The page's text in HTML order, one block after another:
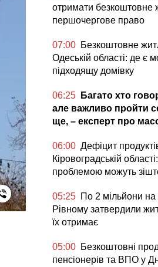
отримати безкоштовне
першочергове право
07:00 Безкоштовне
Одеській області: де є
підходящу домівку
06:25
Багато хто
але важливо пройти
ще, – експерт про
06:00 Дефіцит
Кіровоградській
проблемою можуть
05:25 По 2 мільйони на
Рівному затвердили
їх отримає
05:00 Безкоштовні
пенсіонерів та ВПО у